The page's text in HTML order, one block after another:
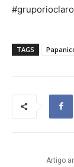
TAGS
Artigo